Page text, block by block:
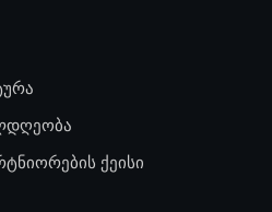
ქეისი